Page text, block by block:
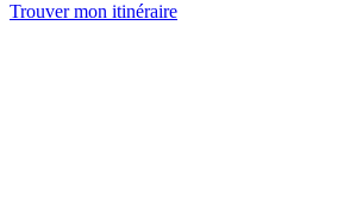
Trouver mon itinéraire